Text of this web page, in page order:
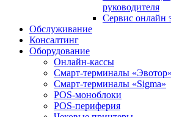
руководителя
Сервис онлайн
Обслуживание
Консалтинг
Оборудование
Онлайн-кассы
Смарт-терминалы «Эвотор»
Смарт-терминалы «Sigma»
POS-моноблоки
POS-периферия